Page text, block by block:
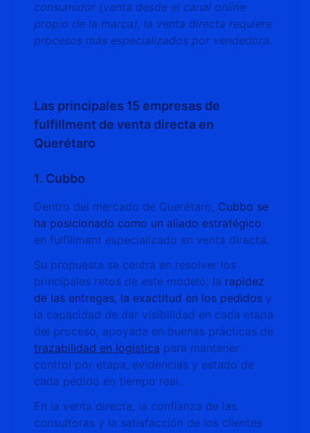
consumidor (venta desde el canal online
propio de la marca), la venta directa requiere
procesos más especializados por vendedora.
Las principales 15 empresas de
fulfillment de venta directa en
Querétaro
1. Cubbo
Dentro del mercado de Querétaro, Cubbo se
ha posicionado como un aliado estratégico
en fulfillment especializado en venta directa.
Su propuesta se centra en resolver los
principales retos de este modelo: la rapidez
de las entregas, la exactitud en los pedidos y
la capacidad de dar visibilidad en cada etapa
del proceso, apoyada en buenas prácticas de
trazabilidad en logística para mantener
control por etapa, evidencias y estado de
cada pedido en tiempo real.
En la venta directa, la confianza de las
consultoras y la satisfacción de los clientes